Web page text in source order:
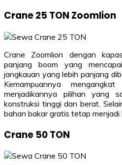
Crane 25 TON Zoomlion
Crane Zoomlion dengan
panjang boom yang
jangkauan yang lebih panjang
Kemampuannya
menjadikannya pilihan yang
konstruksi tinggi dan berat.
bahan bakar gratis tetap menjadi
Crane 50 TON